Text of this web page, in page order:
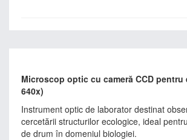
Microscop optic cu cameră CCD pentru
640x)
Instrument optic de laborator destinat
cercetării structurilor ecologice, ideal
de drum în domeniul biologiei.